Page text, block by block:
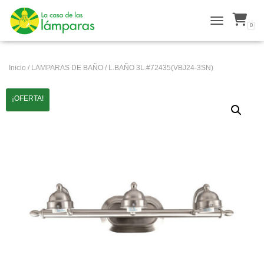
ALTERNAR
0
Inicio / LAMPARAS DE BAÑO / L.BAÑO 3L.#72435(VBJ24-3SN)
¡OFERTA!